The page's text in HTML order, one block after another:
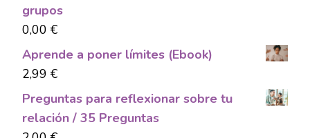
grupos
0,00 €
Aprende a poner límites (Ebook)
2,99 €
Preguntas para reflexionar sobre tu
relación / 35 Preguntas